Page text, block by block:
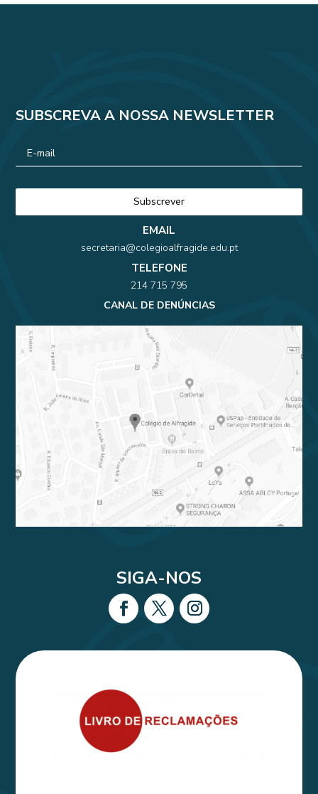
SUBSCREVA A NOSSA NEWSLETTER
EMAIL
secretaria@colegioalfragide.edu.pt
TELEFONE
214 715 795
CANAL DE DENÚNCIAS
SIGA-NOS